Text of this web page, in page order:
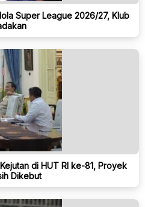
Super League 2026/27, Klub
di HUT RI ke-81, Proyek
Dikebut